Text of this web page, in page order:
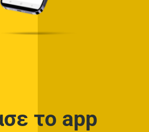
το app